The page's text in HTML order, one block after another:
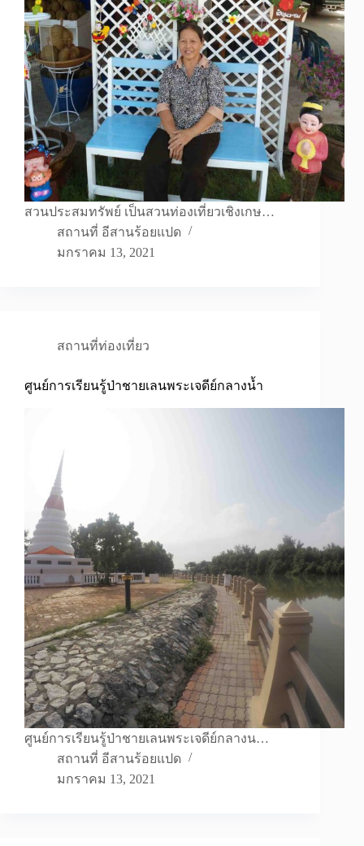
สวนประสมทรัพย์ เป็นสวนท่องเที่ยวเชิงเกษ…
สถานที่ อีสานร้อยแปด
มกราคม 13, 2021
สถานที่ท่องเที่ยว
ศูนย์การเรียนรู้ป่าชายเลนพระเจดีย์กลางน้ำ
ศูนย์การเรียนรู้ป่าชายเลนพระเจดีย์กลางน…
สถานที่ อีสานร้อยแปด
มกราคม 13, 2021